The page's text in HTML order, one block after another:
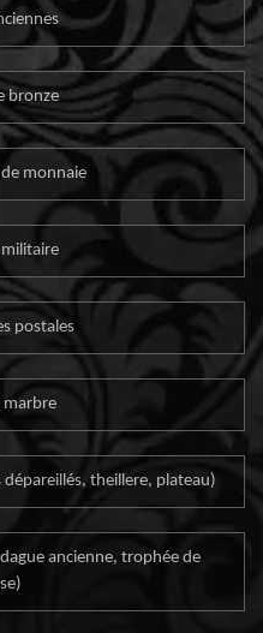
bronze
monnaie
postales
marbre
theillere, plateau)
ancienne, trophée de